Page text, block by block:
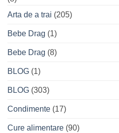
Arta de a trai (205)
Bebe Drag (1)
Bebe Drag (8)
BLOG (1)
BLOG (303)
Condimente (17)
Cure alimentare (90)